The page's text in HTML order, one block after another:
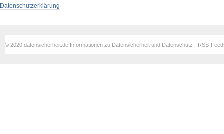
Datenschutzerklärung
© 2020 datensicherheit.de Informationen zu Datensicherheit und Datenschutz - RSS-